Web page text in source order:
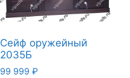
Сейф оружейный
2035Б
99 999 ₽